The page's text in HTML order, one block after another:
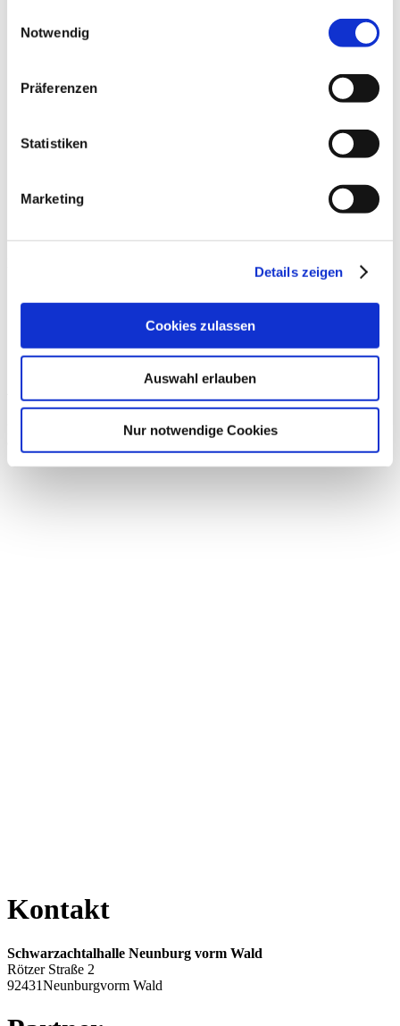
Notwendig
Präferenzen
Statistiken
Marketing
Details zeigen
Cookies zulassen
Auswahl erlauben
Nur notwendige Cookies
Zahlen - Daten - Fakten
Vereine & Verbände
Kontakt
Schwarzachtalhalle Neunburg vorm Wald
Rötzer Straße 2
92431Neunburgvorm Wald